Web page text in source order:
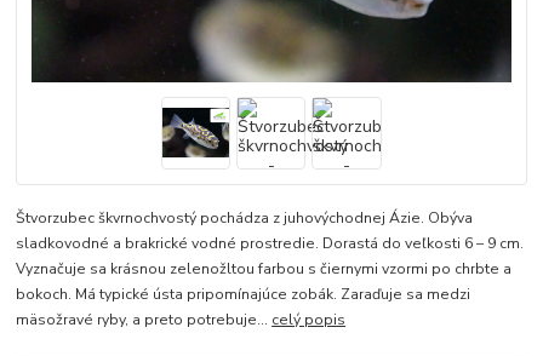
Štvorzubec škvrnochvostý pochádza z juhovýchodnej Ázie. Obýva
sladkovodné a brakrické vodné prostredie. Dorastá do veľkosti 6 – 9 cm.
Vyznačuje sa krásnou zelenožltou farbou s čiernymi vzormi po chrbte a
bokoch. Má typické ústa pripomínajúce zobák. Zaraďuje sa medzi
mäsožravé ryby, a preto potrebuje... celý popis